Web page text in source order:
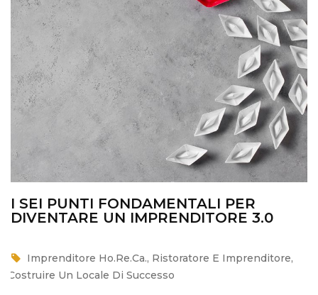
I SEI PUNTI FONDAMENTALI PER
DIVENTARE UN IMPRENDITORE 3.0
Imprenditore Ho.Re.Ca., Ristoratore E Imprenditore,
Costruire Un Locale Di Successo